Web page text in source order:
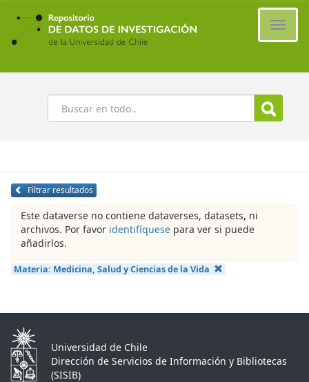
Ir
contenido
principal
Buscar
Filtrar resultados
Este dataverse no contiene dataverses, datasets, ni
archivos. Por favor identifíquese para ver si puede
añadirlos.
Materia: Medicina, Salud y Ciencias de la Vida
Universidad de Chile
Dirección de Servicios de Información y Bibliotecas
(SISIB)